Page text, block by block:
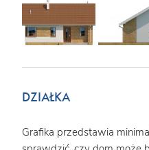
DZIAŁKA
Grafika przedstawia